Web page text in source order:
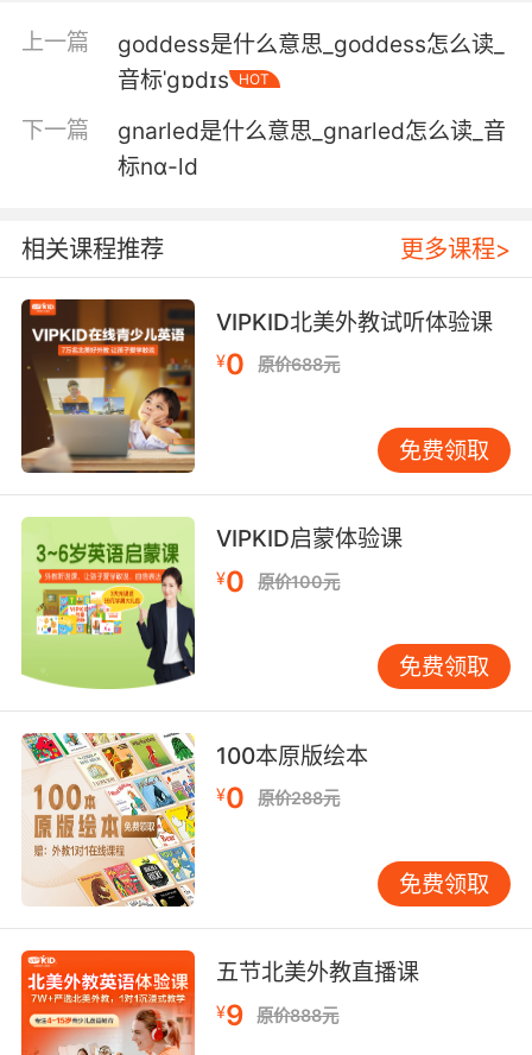
5. We have to find a way to determine which
goblet has the poison.
我们要想个办法 知道哪个杯子里是毒药
拿上酒杯 我得查出毒源
7. He knew the danger and what would
happen if he drank from that goblet, but he
did it.
他清楚知道 如果他喝下了那杯酒 会有什么严重后
果 可是他还是喝了
8. He said each of us is only allowed to drink
from a single goblet.
他说我们每个人只能 喝一杯
9. Of course you do. It has three beautiful
你当然喜欢了 这上面是三个美丽的女孩 从高脚杯
里喝酒
10. Now, today, we will be transforming
animals into water goblets.
今天 我们要学习如何把动物 变成高脚杯
上一篇
goddess是什么意思_goddess怎么读_
音标ˈgɒdɪs
HOT
下一篇
gnarled是什么意思_gnarled怎么读_音
标nɑ-ld
相关课程推荐 更多课程>
VIPKID北美外教试听体验课
¥0 原价688元
免费领取
VIPKID启蒙体验课
¥0 原价100元
免费领取
100本原版绘本
¥0 原价288元
免费领取
五节北美外教直播课
¥9 原价888元